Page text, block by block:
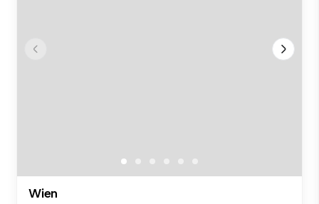
Wien